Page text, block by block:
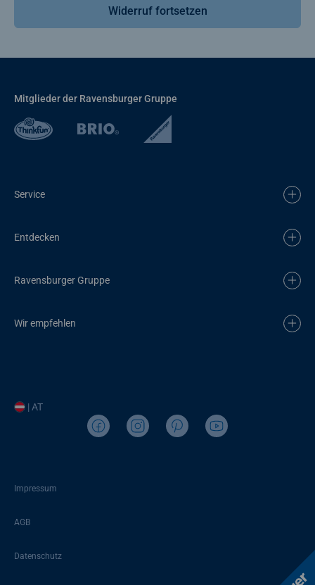
Widerruf fortsetzen
Mitglieder der Ravensburger Gruppe
Service
Entdecken
Ravensburger Gruppe
Wir empfehlen
| AT
Impressum
AGB
Datenschutz